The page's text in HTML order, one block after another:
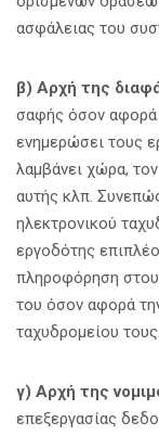
ασφάλειας του
β) Αρχή της
σαφής όσον αφορά
ενημερώσει τους
λαμβάνει χώρα,
αυτής κλπ.
ηλεκτρονικού
εργοδότης
πληροφόρηση
του όσον αφορά
ταχυδρομείου τους.
γ) Αρχή της
επεξεργασίας